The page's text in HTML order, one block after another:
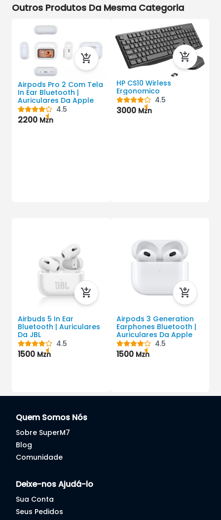
Outros Produtos Da Mesma Categoria
Airpods Pro 2 Com Tela
In Ear Bluetooth |
Auriculares Da Apple
4.5
2200 Mzn
HP CS10 Wirless
Ergonomico
4.5
3000 Mzn
Airbuds 5 In Ear
Bluetooth | Auriculares
Da JBL
4.5
1500 Mzn
Airpods 3 Generation
Earphones Bluetooth |
Auriculares Da Apple
4.5
1500 Mzn
Quem Somos Nós
Sobre SuperM7
Blog
Comunidade
Deixe-nos Ajudá-lo
Sua Conta
Seus Pedidos